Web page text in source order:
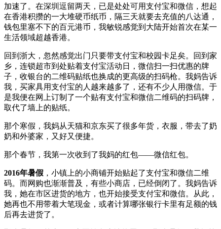
加速了。在深圳逗留两天，已是处处可用支付宝和微信，想起
在香港积攒的一大堆硬币纸币，隔三天就要去充值的八达通，
钱包里塞不下的百元港币，我敏锐感觉到大陆开始首次在某一
生活领域超越香港。
回到浙大，忽然感觉出门只要带支付宝和校园卡足矣。回到家
乡，连锁超市到处贴着支付宝活动日，微信扫一扫优惠的牌
子，收银台的二维码贴纸也换成的更高级的扫码枪。我妈告诉
我，买家具用支付宝的人越来越多了，还有不少人用微信。于
是我便在网上订制了一个贴有支付宝和微信二维码的扫码牌，
取代了墙上的贴纸。
那个寒假，我妈从天猫和京东买了很多年货，衣服，带去了奶
奶和外婆家，又好又便捷。
那个春节，我第一次收到了我妈的红包——微信红包。
2016年暑假 ，小镇上的小商铺开始贴起了支付宝和微信二维
码。而网购也渐渐普及，有些小商店，已经倒闭了。我妈告诉
我，她在市区进货的地方，也开始接受支付宝和微信。从此，
她再也不用带着大笔现金，或者计算哪张银行卡里有足额的钱
后再去进货了。